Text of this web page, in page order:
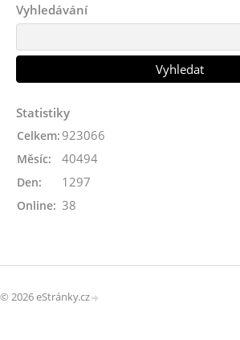
Vyhledávání
Statistiky
Online: 38
Celkem: 923066
Měsíc: 40494
Den: 1297
© 2026 eStránky.cz